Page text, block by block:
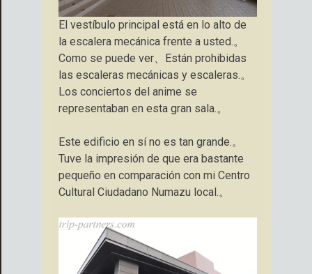
El vestíbulo principal está en lo alto de
la escalera mecánica frente a usted.。
Como se puede ver、Están prohibidas
las escaleras mecánicas y escaleras.。
Los conciertos del anime se
representaban en esta gran sala.。
Este edificio en sí no es tan grande.。
Tuve la impresión de que era bastante
pequeño en comparación con mi Centro
Cultural Ciudadano Numazu local.。